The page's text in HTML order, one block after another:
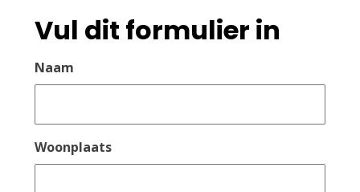
Vul dit formulier in
Naam
Woonplaats